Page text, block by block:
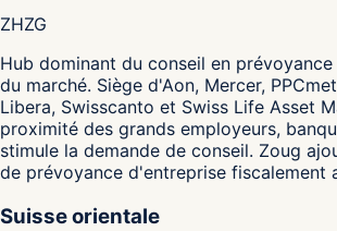
ZHZG
Hub dominant du conseil en
du marché. Siège d'Aon, Mercer,
Libera, Swisscanto et Swiss Life Asset
proximité des grands employeurs,
stimule la demande de conseil. Zoug
de prévoyance d'entreprise fiscalement
Suisse orientale